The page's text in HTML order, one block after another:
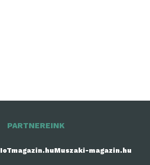
PARTNEREINK
IoTmagazin.huMuszaki-magazin.hu